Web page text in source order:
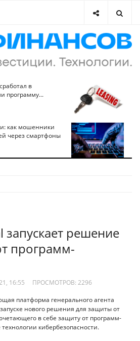
в
программу...
как мошенники
через смартфоны
запускает решение
программ-
16:55 ПРОСМОТРОВ: 2296
платформа генерального агента
нового решения для защиты от
в себе защиту от программ-
кибербезопасности.